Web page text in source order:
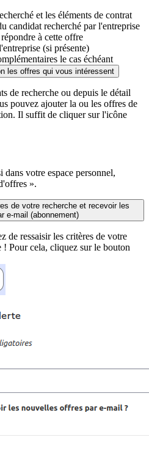
et les éléments de contrat
candidat recherché par l'entreprise
à cette offre
(si présente)
le cas échéant
les offres qui vous intéressent
de recherche ou depuis le détail
pouvez ajouter la ou les offres de
Il suffit de cliquer sur l'icône
dans votre espace personnel,
».
de votre recherche et recevoir les
e-mail (abonnement)
de ressaisir les critères de votre
! Pour cela, cliquez sur le bouton